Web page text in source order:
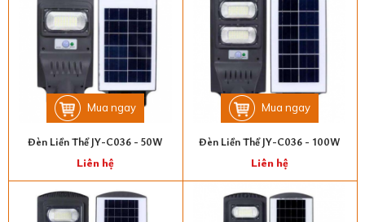
Mua ngay
Đèn Liền Thể JY-C036 - 50W
Liên hệ
Mua ngay
Đèn Liền Thể JY-C036 - 100W
Liên hệ